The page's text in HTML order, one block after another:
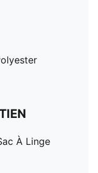
À Linge